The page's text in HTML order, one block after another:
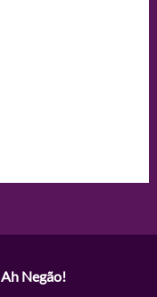
Ah Negão!